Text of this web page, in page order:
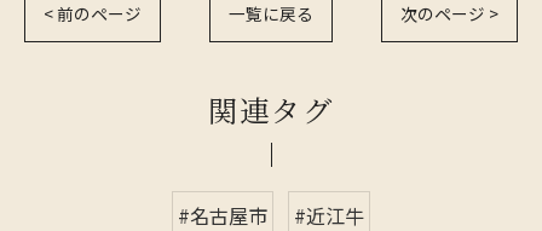
< 前のページ 一覧に戻る 次のページ >
関連タグ
#名古屋市 #近江牛